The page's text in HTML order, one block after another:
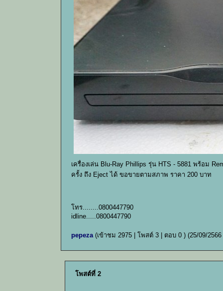
เครื่องเล่น Blu-Ray Phillips รุ่น HTS - 5881 พร้อม
ครั้ง ถึง Eject ได้ ขอขายตามสภาพ ราคา 200 บาท
โทร........0800447790
idline.....0800447790
pepeza(เข้าชม 2975 | โพสต์ 3 | ตอบ 0 ) (25/09/
โพสต์ที่ 2